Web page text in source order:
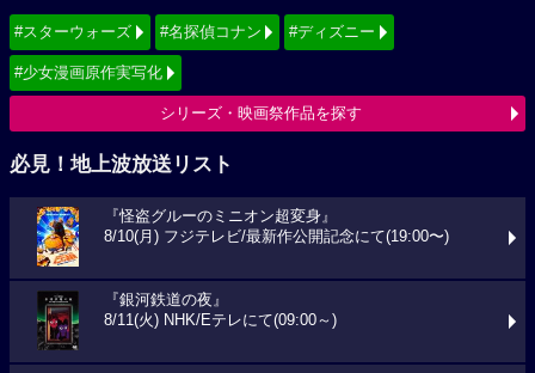
#スターウォーズ #名探偵コナン #ディズニー
#少女漫画原作実写化
シリーズ・映画祭作品を探す
必見！地上波放送リスト
『怪盗グルーのミニオン超変身』
8/10(月) フジテレビ/最新作公開記念にて(19:00〜)
『銀河鉄道の夜』
8/11(火) NHK/Eテレにて(09:00～)